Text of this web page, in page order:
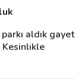
aldık gayet
Kesinlikle